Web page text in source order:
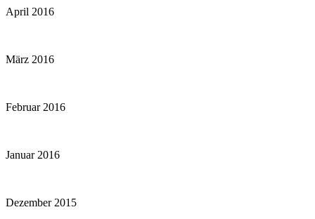
April 2016
März 2016
Februar 2016
Januar 2016
Dezember 2015